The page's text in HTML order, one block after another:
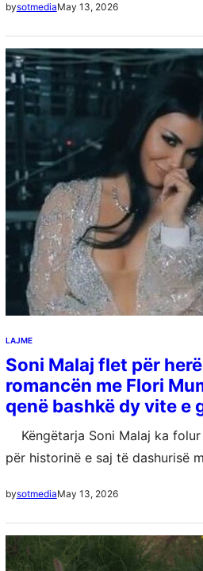
bysotmediaMay 13, 2026
LAJME
Soni Malaj flet për
romancën me Flori
qenë bashkë dy vite e
Këngëtarja Soni Malaj ka
për historinë e saj të dashurisë
bysotmediaMay 13, 2026